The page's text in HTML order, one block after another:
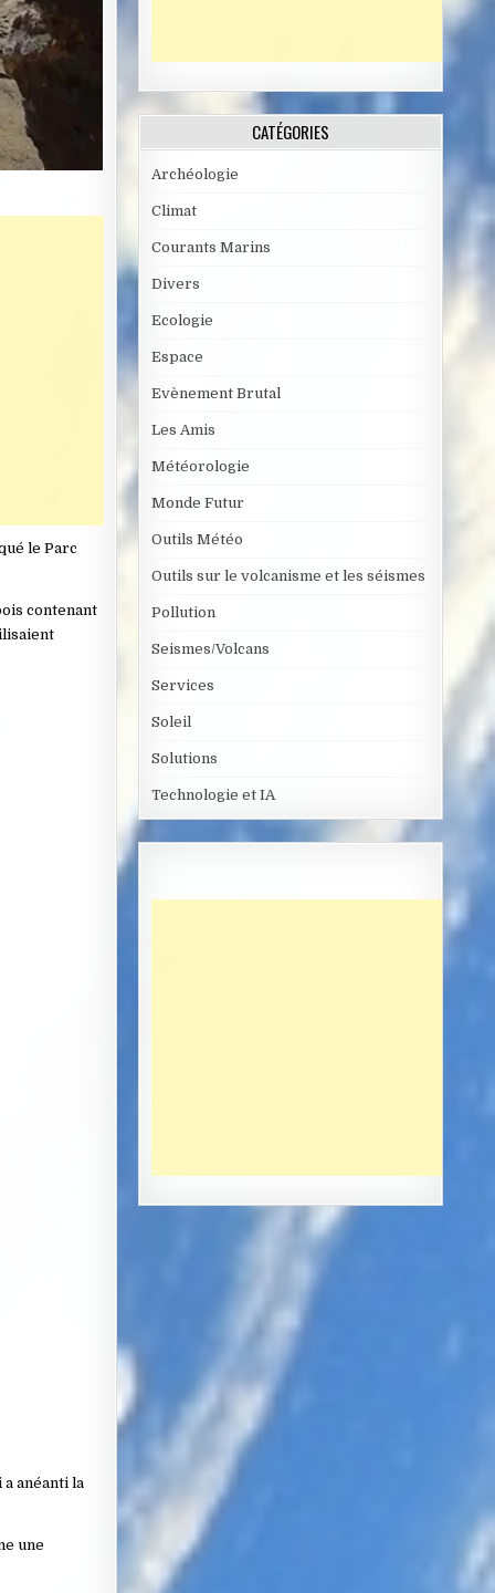
le Parc
contenant
anéanti la
une
CATÉGORIES
Archéologie
Climat
Courants Marins
Divers
Ecologie
Espace
Evènement Brutal
Les Amis
Météorologie
Monde Futur
Outils Météo
Outils sur le volcanisme et les séismes
Pollution
Seismes/Volcans
Services
Soleil
Solutions
Technologie et IA